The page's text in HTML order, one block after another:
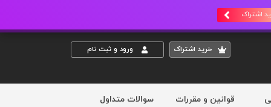
اشتراک
خريد اشتراک ورود و ثبت نام
قوانین و مقررات سوالات متداول